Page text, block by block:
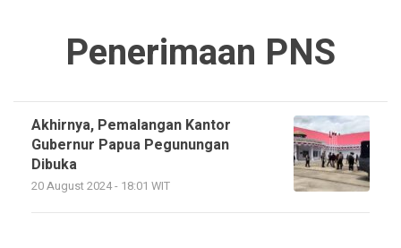
Penerimaan PNS
Akhirnya, Pemalangan Kantor
Gubernur Papua Pegunungan
Dibuka
20 August 2024 - 18:01 WIT